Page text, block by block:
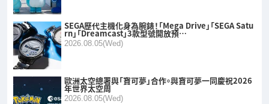
SEGA歷代主機化身為腕錶！「Mega Drive」「SEGA Satu
rn」「Dreamcast」3款型號開放預…
2026.08.05(Wed)
歐洲太空總署與「寶可夢」合作。與寶可夢一同慶祝2026
年世界太空周
2026.08.05(Wed)